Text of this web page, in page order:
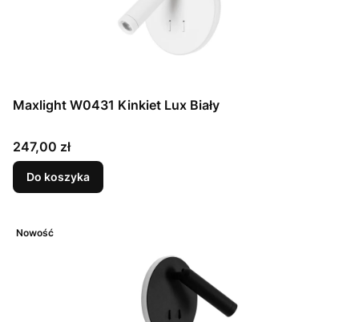
Maxlight W0431 Kinkiet Lux Biały
Cena
247,00 zł
Do koszyka
Nowość